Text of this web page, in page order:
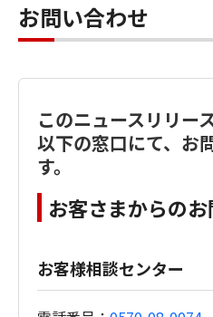
お問い合わせ
このニュースリリー
以下の窓口にて、お
す。
お客さまからの
お客様相談センター